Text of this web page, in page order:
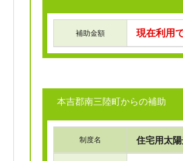
補助金額 現在利用
本吉郡南三陸町からの補助
制度名 住宅用太